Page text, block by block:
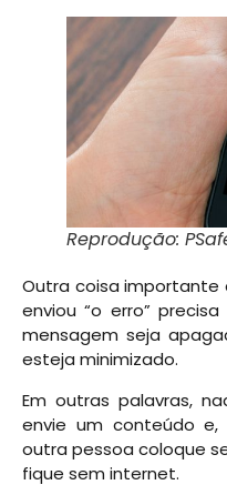
Reprodução:
Outra coisa importante
enviou “o erro”
mensagem seja
esteja minimizado.
Em outras palavras,
envie um conteúdo
outra pessoa coloque
fique sem internet.